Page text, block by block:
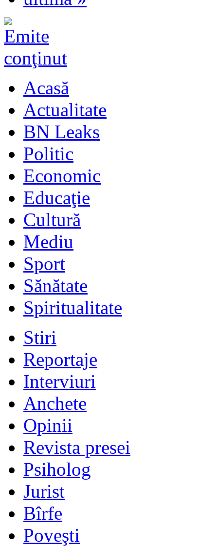
Acasă
Actualitate
BN Leaks
Politic
Economic
Educaţie
Cultură
Mediu
Sport
Sănătate
Spiritualitate
Stiri
Reportaje
Interviuri
Anchete
Opinii
Revista presei
Psiholog
Jurist
Bîrfe
Poveşti